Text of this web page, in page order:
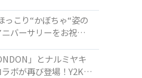
ーイヤー』を記念し
場
こり“かぼちゃ“姿の
バーサリーをお祝い
pot CAFE.では「かぼち
ート」も登場
」とナルミヤキ
ボが再び登場！Y2Kム